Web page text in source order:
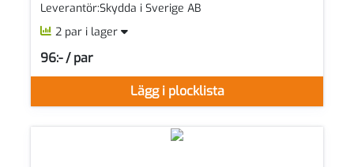
Leverantör:Skydda i Sverige AB
2 par i lager
Lägg i plocklista
96:- / par
SEK per PAR